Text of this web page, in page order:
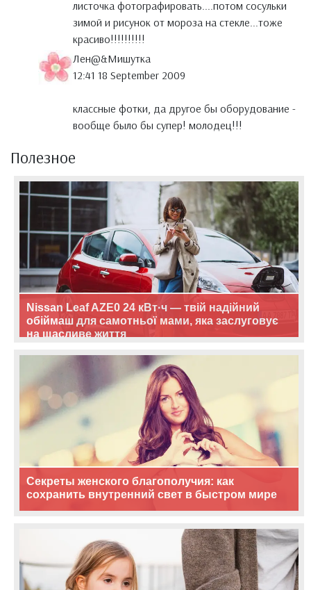
листочка фотографировать....потом сосульки
зимой и рисунок от мороза на стекле...тоже
красиво!!!!!!!!!!
Лен@&Мишутка
12:41 18 September 2009
классные фотки, да другое бы оборудование -
вообще было бы супер! молодец!!!
Полезное
Nissan Leaf AZE0 24 кВт·ч — твій надійний
обіймаш для самотньої мами, яка заслуговує
на щасливе життя
Секреты женского благополучия: как
сохранить внутренний свет в быстром мире